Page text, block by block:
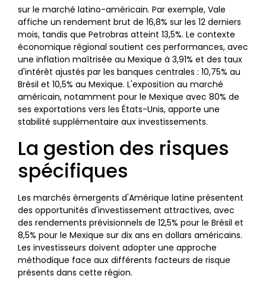
sur le marché latino-américain. Par exemple, Vale
affiche un rendement brut de 16,8% sur les 12 derniers
mois, tandis que Petrobras atteint 13,5%. Le contexte
économique régional soutient ces performances, avec
une inflation maîtrisée au Mexique à 3,91% et des taux
d'intérêt ajustés par les banques centrales : 10,75% au
Brésil et 10,5% au Mexique. L'exposition au marché
américain, notamment pour le Mexique avec 80% de
ses exportations vers les États-Unis, apporte une
stabilité supplémentaire aux investissements.
La gestion des risques
spécifiques
Les marchés émergents d'Amérique latine présentent
des opportunités d'investissement attractives, avec
des rendements prévisionnels de 12,5% pour le Brésil et
8,5% pour le Mexique sur dix ans en dollars américains.
Les investisseurs doivent adopter une approche
méthodique face aux différents facteurs de risque
présents dans cette région.